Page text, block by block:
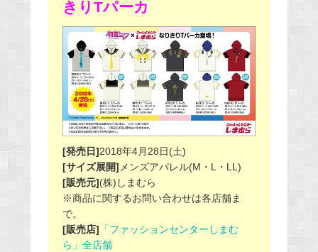
きりTパーカ
[発売日]2018年4月28日(土)
[サイズ展開]メンズアパレル(M・L・LL)
[販売元](株)しまむら
※商品に関するお問い合わせは各店舗ま
で。
[販売店] 「ファッションセンターしまむ
ら」全店舗